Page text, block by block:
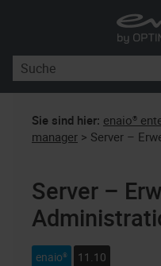
Skip
Sie sind hier: enaio®
manager > Server –
Server –
enaio® 11.10